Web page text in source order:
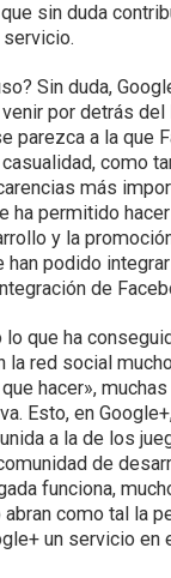
sin duda
Sin duda,
por detrás
parezca a la que
como
más
ha permitido
y la
podido
de
que ha
la red social
hacer»,
Esto, en
a la de los
de
funciona,
como tal la
un servicio